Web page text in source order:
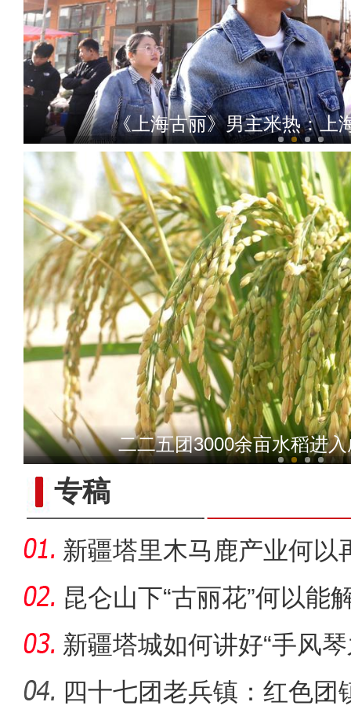
《上海古丽》男主米热：上
新疆昆玉市3000余亩水
二二五团3000余亩水稻进
专稿
新疆塔里木马鹿产业何以
昆仑山下“古丽花”何以能
新疆塔城如何讲好“手风
四十七团老兵镇：红色团